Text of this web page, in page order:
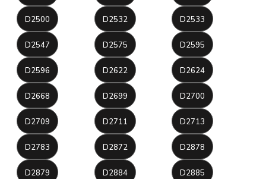
D2500 D2532 D2533
D2547 D2575 D2595
D2596 D2622 D2624
D2668 D2699 D2700
D2709 D2711 D2713
D2783 D2872 D2878
D2879 D2884 D2885